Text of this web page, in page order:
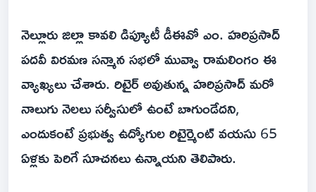
నెల్లూరు జిల్లా కావలి డిప్యూటీ డీఈవో ఎం. హరిప్రసాద్
పదవీ విరమణ సన్మాన సభలో మువ్వా రామలింగం ఈ
వ్యాఖ్యలు చేశారు. రిటైర్ అవుతున్న హరిప్రసాద్ మరో
నాలుగు నెలలు సర్వీసులో ఉంటే బాగుండేదని,
ఎందుకంటే ప్రభుత్వ ఉద్యోగుల రిటైర్మెంట్ వయసు 65
ఏళ్లకు పెరిగే సూచనలు ఉన్నాయని తెలిపారు.